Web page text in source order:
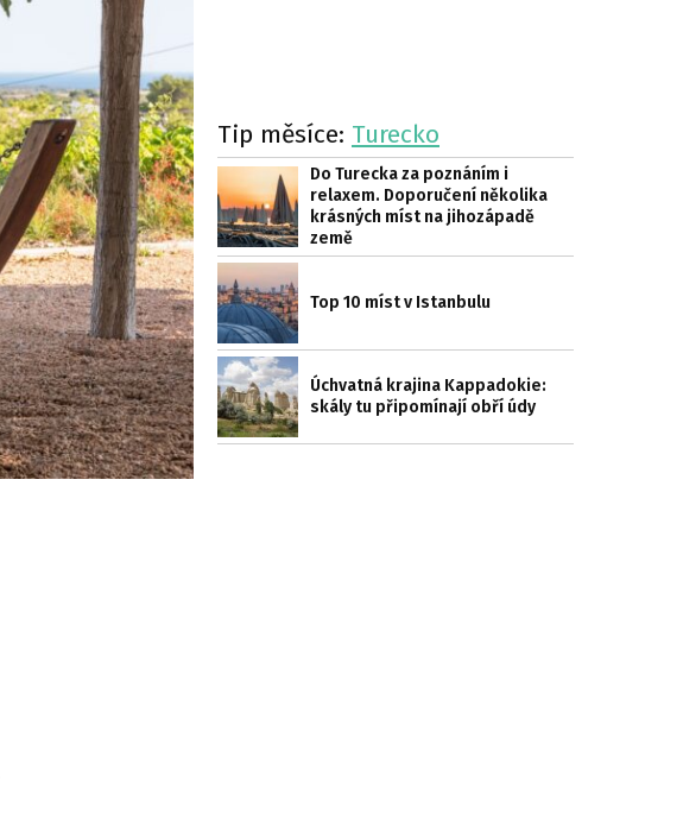
Tip měsíce: Turecko
Do Turecka za poznáním i
relaxem. Doporučení několika
krásných míst na jihozápadě
země
Top 10 míst v Istanbulu
Úchvatná krajina Kappadokie:
skály tu připomínají obří údy